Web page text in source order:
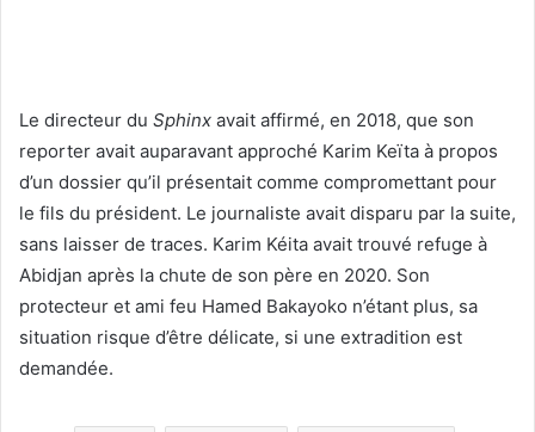
Le directeur du Sphinx avait affirmé, en 2018, que son
reporter avait auparavant approché Karim Keïta à propos
d’un dossier qu’il présentait comme compromettant pour
le fils du président. Le journaliste avait disparu par la suite,
sans laisser de traces. Karim Kéita avait trouvé refuge à
Abidjan après la chute de son père en 2020. Son
protecteur et ami feu Hamed Bakayoko n’étant plus, sa
situation risque d’être délicate, si une extradition est
demandée.